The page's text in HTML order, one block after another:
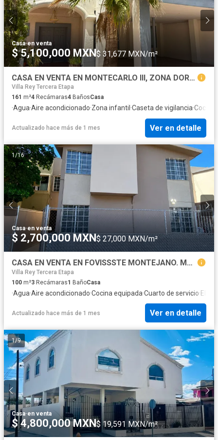
Casa·en venta
$ 5,100,000 MXN$ 31,677 MXN/m²
CASA EN VENTA EN MONTECARLO III, ZONA DORADA. MEXICALI
Villa Rey Tercera Etapa
161 m²4 Recámaras4 BañosCasa
·Agua·Aire acondicionado·Zona infantil ·Caseta de vigilancia·Cocina
Actualizado hace más de 1 mes Ver en detalle
1/16
Casa·en venta
$ 2,700,000 MXN$ 27,000 MXN/m²
CASA EN VENTA EN FOVISSSTE MONTEJANO. MEXICALI
Villa Rey Tercera Etapa
100 m²3 Recámaras1 BañoCasa
·Agua·Aire acondicionado·Cocina equipada·Cuarto de servicio·
Actualizado hace más de 1 mes Ver en detalle
1/9
Casa·en venta
$ 4,800,000 MXN$ 19,591 MXN/m²